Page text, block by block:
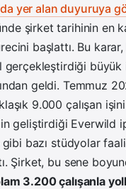
yer alan duyuruya
şirket tarihinin en
başlattı. Bu
gerçekleştirdiği büyük
geldi. Temmuz
9.000 çalışan
geliştirdiği Everwild
bazı stüdyolar
Şirket, bu sene
3.200 çalışanla